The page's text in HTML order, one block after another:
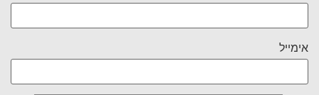
אימייל